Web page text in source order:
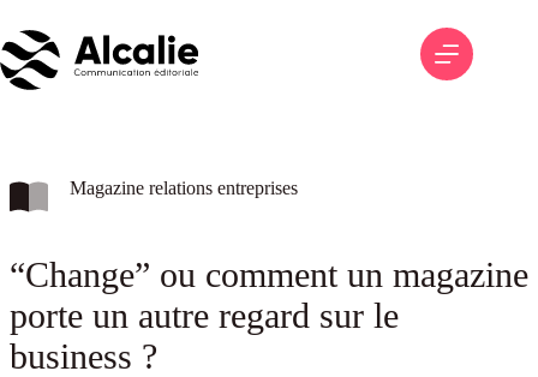
contenu
Magazine relations entreprises
“Change” ou comment un magazine
porte un autre regard sur le
business ?